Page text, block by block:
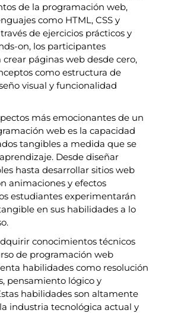
de la programación web,
como HTML, CSS y
de ejercicios prácticos y
on, los participantes
páginas web desde cero,
como estructura de
visual y funcionalidad
más emocionantes de un
web es la capacidad
tangibles a medida que se
Desde diseñar
hasta desarrollar sitios web
animaciones y efectos
estudiantes experimentarán
en sus habilidades a lo
conocimientos técnicos
de programación web
habilidades como resolución
pensamiento lógico y
habilidades son altamente
industria tecnológica actual y